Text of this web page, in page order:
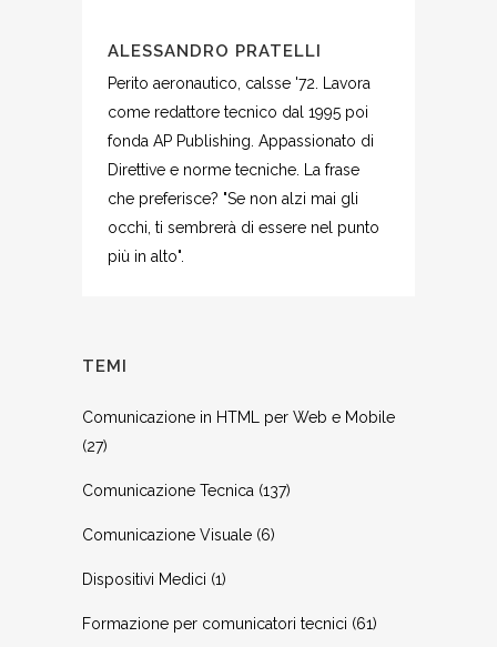
ALESSANDRO PRATELLI
Perito aeronautico, calsse '72. Lavora
come redattore tecnico dal 1995 poi
fonda AP Publishing. Appassionato di
Direttive e norme tecniche. La frase
che preferisce? "Se non alzi mai gli
occhi, ti sembrerà di essere nel punto
più in alto".
TEMI
Comunicazione in HTML per Web e Mobile
(27)
Comunicazione Tecnica (137)
Comunicazione Visuale (6)
Dispositivi Medici (1)
Formazione per comunicatori tecnici (61)